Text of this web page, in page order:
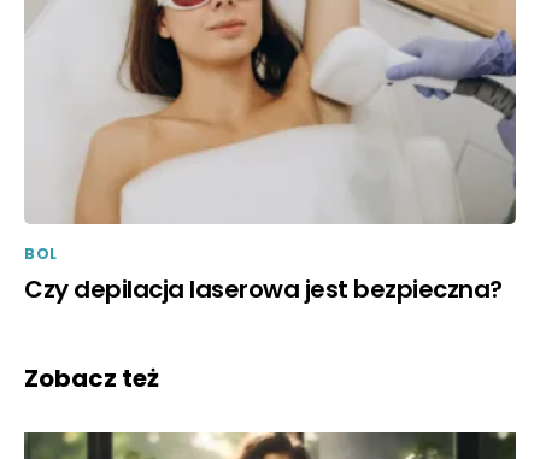
BOL
Czy depilacja laserowa jest bezpieczna?
Zobacz też